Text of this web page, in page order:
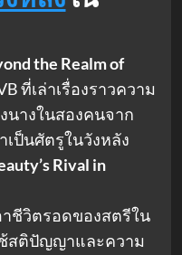
the Realm of
ที่เล่าเรื่องราวความ
างในสองคนจาก
ป็นศัตรูในวังหลัง
Rival in
าชีวิตรอดของสตรีใน
สติปัญญาและความ